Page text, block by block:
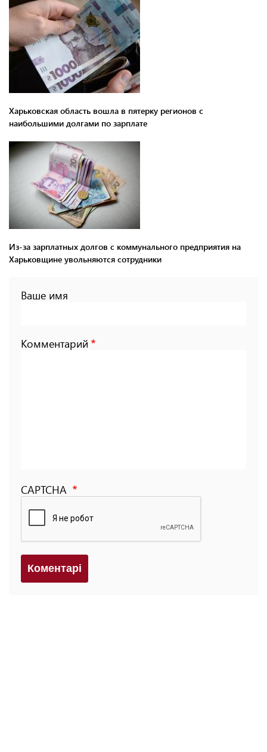
Харьковская область вошла в пятерку регионов с
наибольшими долгами по зарплате
Из-за зарплатных долгов с коммунального предприятия на
Харьковщине увольняются сотрудники
Ваше имя
Комментарий
CAPTCHA
Коментарi